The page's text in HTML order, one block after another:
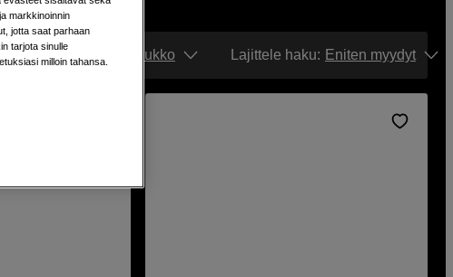
Näytä: Ruudukko Lajittele haku: Eniten myydyt
markkinoinnin
jotta saat parhaan
tarjota sinulle
milloin tahansa.